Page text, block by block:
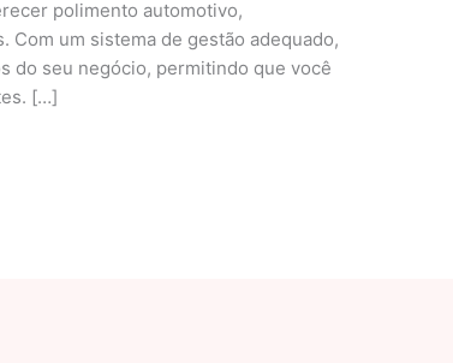
polimento automotivo,
um sistema de gestão adequado,
do seu negócio, permitindo que você
[…]